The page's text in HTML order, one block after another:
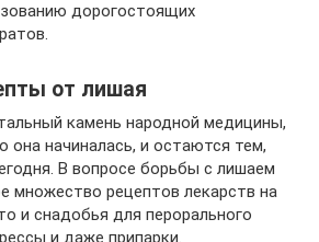
дорогостоящих
от лишая
камень народной медицины,
она начиналась, и остаются тем,
В вопросе борьбы с лишаем
множество рецептов лекарств на
и снадобья для перорального
и даже припарки.